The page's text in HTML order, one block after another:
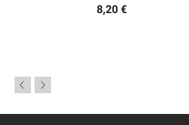
8,20 €